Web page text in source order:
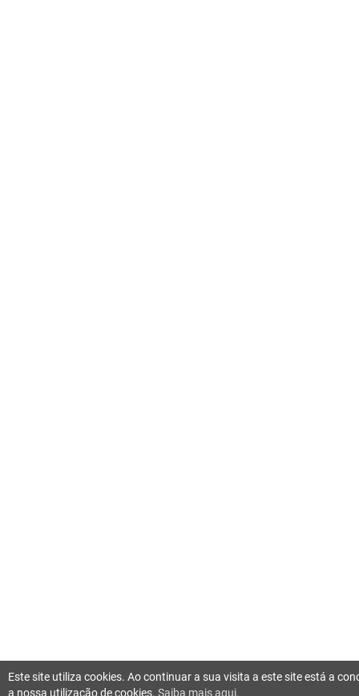
Este site utiliza cookies. Ao continuar a sua visita a este site está a
a nossa utilização de cookies. Saiba mais aqui.